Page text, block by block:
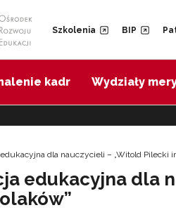
Szkolenia BIP
kadr Wydziały
dla nauczycieli – „Witold Pilecki
edukacyjna dla